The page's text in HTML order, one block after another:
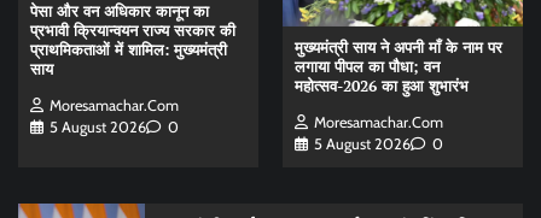
पेसा और वन अधिकार कानून का
प्रभावी क्रियान्वयन राज्य सरकार की
प्राथमिकताओं में शामिल: मुख्यमंत्री
साय
Moresamachar.com
5 August 2026
0
मुख्यमंत्री साय ने अपनी माँ के नाम पर
लगाया पीपल का पौधा; वन
महोत्सव-2026 का हुआ शुभारंभ
Moresamachar.com
5 August 2026
0